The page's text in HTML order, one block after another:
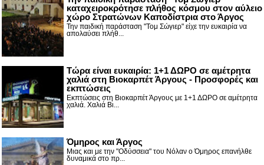
καταχειροκρότησε πλήθος κόσμου στον αύλειο
χώρο Στρατώνων Καποδίστρια στο Άργος
Την παιδική παράσταση "Τομ Σώγιερ" είχε την ευκαιρία να
απολαύσει πλήθ...
Τώρα είναι ευκαιρία: 1+1 ΔΩΡΟ σε αμέτρητα
χαλιά στη Βιοκαρπέτ Άργους - Προσφορές και
εκπτώσεις
Εκπτώσεις στη Βιοκαρπέτ Άργους με 1+1 ΔΩΡΟ σε αμέτρητα
χαλιά. Χαλιά Βι...
Όμηρος και Άργος
Μιας και με την "Οδύσσεια" του Νόλαν ο Όμηρος επανήλθε
δυναμικά στο πρ...